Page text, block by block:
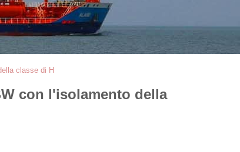
classe di H
con l'isolamento della